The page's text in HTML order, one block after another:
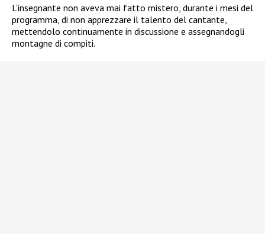
L’insegnante non aveva mai fatto mistero, durante i mesi del
programma, di non apprezzare il talento del cantante,
mettendolo continuamente in discussione e assegnandogli
montagne di compiti.